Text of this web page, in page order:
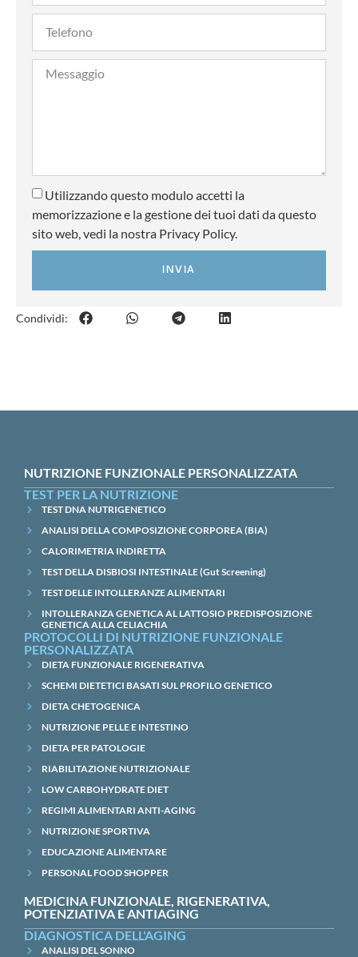
Utilizzando questo modulo accetti la
memorizzazione e la gestione dei tuoi dati da questo
sito web, vedi la nostra Privacy Policy.
INVIA
Condividi:
NUTRIZIONE FUNZIONALE PERSONALIZZATA
TEST PER LA NUTRIZIONE
TEST DNA NUTRIGENETICO
ANALISI DELLA COMPOSIZIONE CORPOREA (BIA)
CALORIMETRIA INDIRETTA
TEST DELLA DISBIOSI INTESTINALE (Gut Screening)
TEST DELLE INTOLLERANZE ALIMENTARI
INTOLLERANZA GENETICA AL LATTOSIO PREDISPOSIZIONE
GENETICA ALLA CELIACHIA
PROTOCOLLI DI NUTRIZIONE FUNZIONALE
PERSONALIZZATA
DIETA FUNZIONALE RIGENERATIVA
SCHEMI DIETETICI BASATI SUL PROFILO GENETICO
DIETA CHETOGENICA
NUTRIZIONE PELLE E INTESTINO
DIETA PER PATOLOGIE
RIABILITAZIONE NUTRIZIONALE
LOW CARBOHYDRATE DIET
REGIMI ALIMENTARI ANTI-AGING
NUTRIZIONE SPORTIVA
EDUCAZIONE ALIMENTARE
PERSONAL FOOD SHOPPER
MEDICINA FUNZIONALE, RIGENERATIVA,
POTENZIATIVA E ANTIAGING
DIAGNOSTICA DELL'AGING
ANALISI DEL SONNO